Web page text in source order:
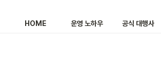
HOME 운영 노하우 공식 대행사